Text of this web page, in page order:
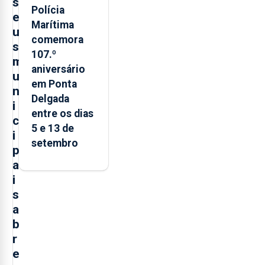
e
u
s
m
u
n
i
c
i
p
a
i
s
a
b
r
e
Polícia
Marítima
comemora
107.º
aniversário
em Ponta
Delgada
entre os dias
5 e 13 de
setembro